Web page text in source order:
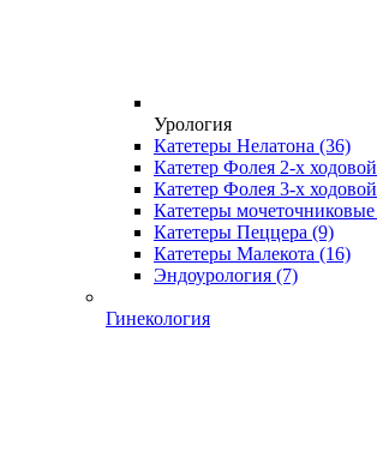
Урология
Катетеры Нелатона (36)
Катетер Фолея 2-х ходовой
Катетер Фолея 3-х ходовой
Катетеры мочеточниковые
Катетеры Пеццера (9)
Катетеры Малекота (16)
Эндоурология (7)
Гинекология